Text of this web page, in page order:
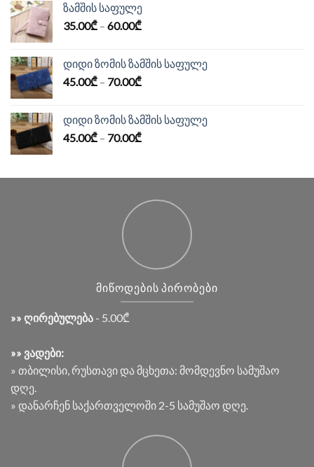
155.00₾.
ზამშის საფულე
35.00₾ – 60.00₾
დიდი ზომის ზამშის საფულე
45.00₾ – 70.00₾
დიდი ზომის ზამშის საფულე
45.00₾ – 70.00₾
ᲛᲘᲬᲝᲓᲔᲑᲘᲡ ᲞᲘᲠᲝᲑᲔᲑᲘ
»» ღირებულება - 5.00₾
»» ვადები:
» თბილისი, რუსთავი და მცხეთა: მომდევნო სამუშაო
დღე.
» დანარჩენ საქართველოში 2-5 სამუშაო დღე.